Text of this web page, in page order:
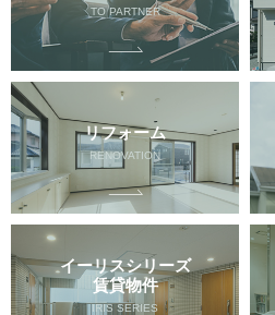
TO PARTNER
リフォーム
RENOVATION
イーリスシリーズ
賃貸物件
IRIS SERIES